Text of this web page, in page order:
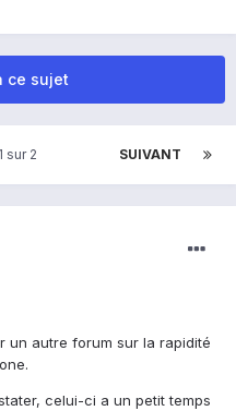
ce sujet
SUIVANT
sur 2
un autre forum sur la rapidité
celui-ci a un petit temps